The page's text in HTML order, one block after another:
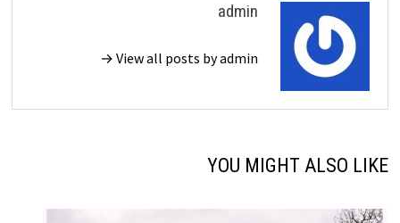
admin
View all posts by admin →
YOU MIGHT ALSO LIKE